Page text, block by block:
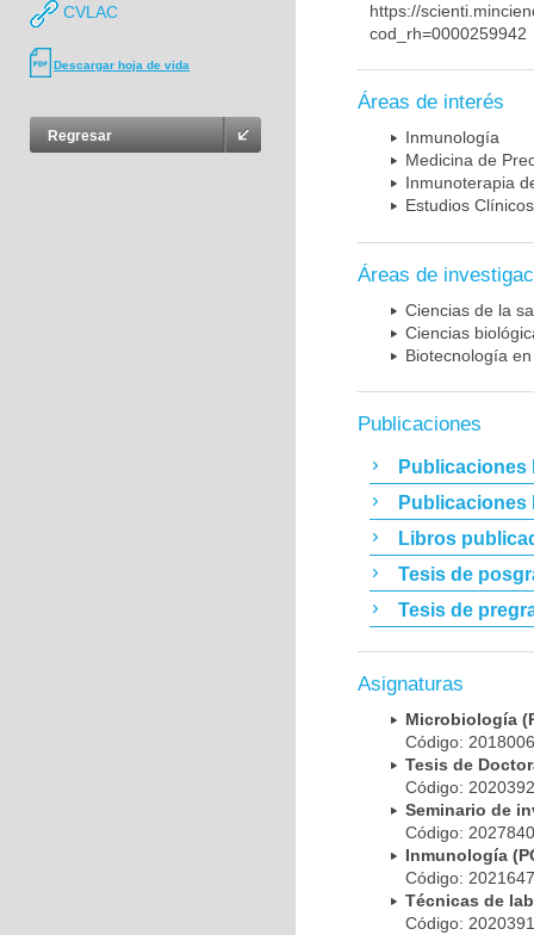
CVLAC
Descargar hoja de vida
Regresar
https://
cod_rh=0000259942
Áreas de interés
Inmunología
Medicina de
Inmunoterapia
Estudios Clínicos
Áreas de
Ciencias de la
Ciencias
Biotecnología
Publicaciones
Publicaciones
Publicaciones
Libros
Tesis de
Tesis de
Asignaturas
Microbiología
Código:
Tesis de
Código:
Seminario de
Código:
Inmunología
Código:
Técnicas de
Código: